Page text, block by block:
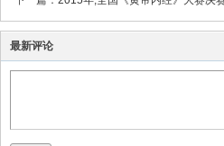
最新评论